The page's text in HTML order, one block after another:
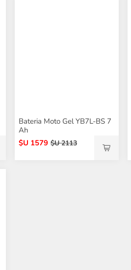
Bateria Moto Gel YB7L-BS 7
Ah
$U 1579 $U 2113